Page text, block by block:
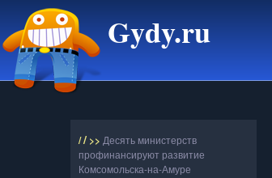
Gydy.ru
// >>Десять министерств
профинансируют развитие
Комсомольска-на-Амуре